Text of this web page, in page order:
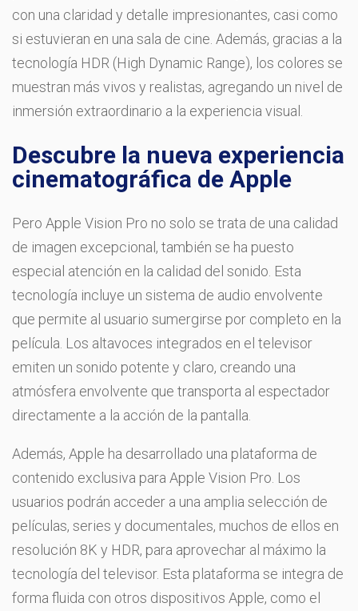
con una claridad y detalle impresionantes, casi como
si estuvieran en una sala de cine. Además, gracias a la
tecnología HDR (High Dynamic Range), los colores se
muestran más vivos y realistas, agregando un nivel de
inmersión extraordinario a la experiencia visual.
Descubre la nueva experiencia
cinematográfica de Apple
Pero Apple Vision Pro no solo se trata de una calidad
de imagen excepcional, también se ha puesto
especial atención en la calidad del sonido. Esta
tecnología incluye un sistema de audio envolvente
que permite al usuario sumergirse por completo en la
película. Los altavoces integrados en el televisor
emiten un sonido potente y claro, creando una
atmósfera envolvente que transporta al espectador
directamente a la acción de la pantalla.
Además, Apple ha desarrollado una plataforma de
contenido exclusiva para Apple Vision Pro. Los
usuarios podrán acceder a una amplia selección de
películas, series y documentales, muchos de ellos en
resolución 8K y HDR, para aprovechar al máximo la
tecnología del televisor. Esta plataforma se integra de
forma fluida con otros dispositivos Apple, como el